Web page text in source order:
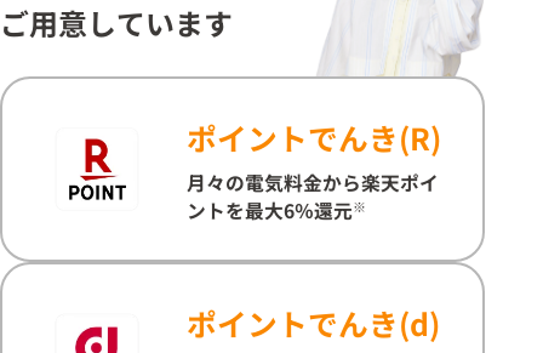
ご用意しています
ポイントでんき(R)
月々の電気料金から楽天ポイ
ントを最大6％還元※
ポイントでんき(d)